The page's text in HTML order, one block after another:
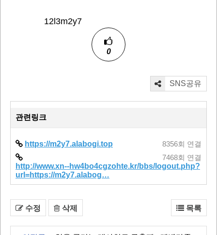
12l3m2y7
0
SNS공유
관련링크
https://m2y7.alabogi.top 8356회 연결
http://www.xn--hw4bo4cgzohte.kr/bbs/logout.php?
url=https://m2y7.alabog…
7468회 연결
수정 삭제 목록